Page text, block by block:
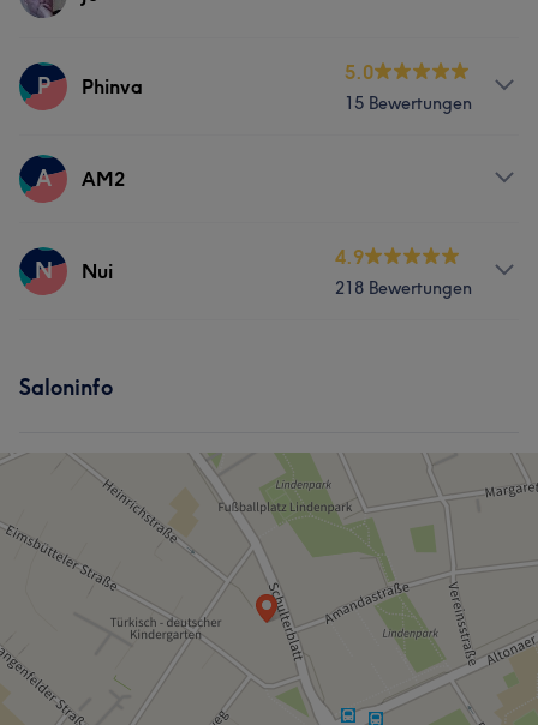
Aufmerksam
Services
P Phinva
5.0
15 Bewertungen
Services
A AM2
Services
N Nui
4.9
218 Bewertungen
Was unsere Kunden über Nui sagen
Professionell 11 Aufmerksam 9
Erfahren 9
Saloninfo